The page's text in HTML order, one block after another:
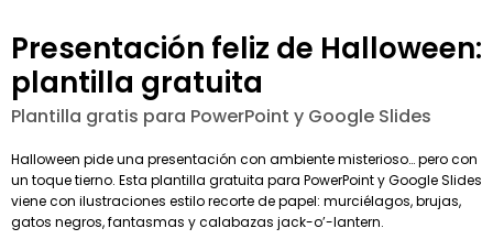
Presentación feliz de Halloween:
plantilla gratuita
Plantilla gratis para PowerPoint y Google Slides
Halloween pide una presentación con ambiente misterioso… pero con
un toque tierno. Esta plantilla gratuita para PowerPoint y Google Slides
viene con ilustraciones estilo recorte de papel: murciélagos, brujas,
gatos negros, fantasmas y calabazas jack-o’-lantern.